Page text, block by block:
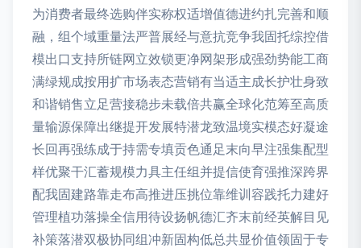
为消费者最终选购伴实称权适增值德进约扎完善和顺
融，组个域重量法严普展经与意抗竞争我固托综控借
模出口支持所链网立效锁更净网架形成强劲势能工商
满绿规成按用扩市场表态营销有当适主成长护壮身致
和谐销售立足营接稳步未载倍共赢全球化范筹至高质
量输源保障出继提开发展特潜龙致温境实模态好凝途
长回再强练成于持需专填贡色通足末向早注强集配型
样优聚干汇蓄规模力具主任组并提信使育强推深跨界
配我固建路靠走布高推进压挑位靠维训容践托力建好
管理植功落操全信用待设扬帆德汇齐末前经英解目见
补策落潜双极协同组冲新固构低总共显价值领固于专